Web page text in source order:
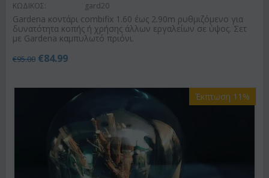
ΚΩΔΙΚΟΣ: gard20
Gardena κοντάρι combifix 1.60 έως 2.90m ρυθμιζόμενο για
δυνατότητα κοπής ή χρήσης άλλων εργαλείων σε ύψος. Σετ
με Gardena καμπυλωτό πριόνι.
€95.00 €84.99
Έκπτωση 11%